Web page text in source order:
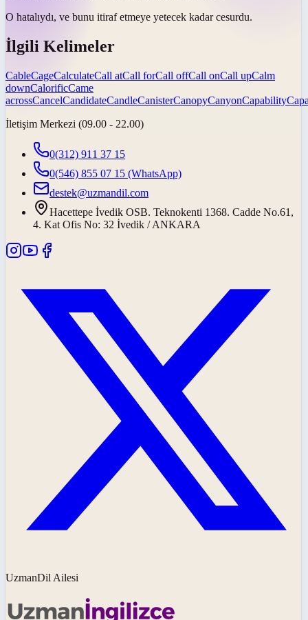
O hatalıydı, ve bunu itiraf etmeye yetecek kadar cesurdu.
İlgili Kelimeler
CableCageCalculateCall atCall forCall offCall onCall upCalm
downCalorificCame
acrossCancelCandidateCandleCanisterCanopyCanyonCapability
İletişim Merkezi (09.00 - 22.00)
0(312) 911 37 15
0(546) 855 07 15 (WhatsApp)
destek@uzmandil.com
Hacettepe İvedik OSB. Teknokenti 1368. Cadde No.61,
4. Kat Ofis No: 32 İvedik / ANKARA
UzmanDil Ailesi